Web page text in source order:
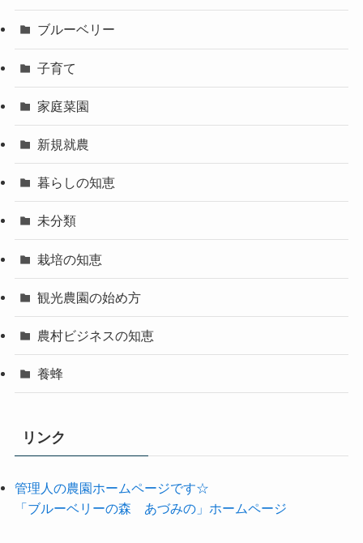
ブルーベリー
子育て
家庭菜園
新規就農
暮らしの知恵
未分類
栽培の知恵
観光農園の始め方
農村ビジネスの知恵
養蜂
リンク
管理人の農園ホームページです☆
「ブルーベリーの森 あづみの」ホームページ